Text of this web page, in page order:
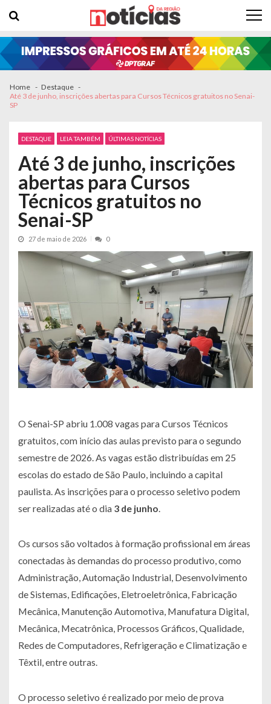
Home
Destaque
Até 3 de junho, inscrições abertas para Cursos Técnicos gratuitos no Senai-
SP
DESTAQUE LEIA TAMBÉM ÚLTIMAS NOTÍCIAS
Até 3 de junho, inscrições
abertas para Cursos
Técnicos gratuitos no
Senai-SP
27 de maio de 2026 0
O Senai-SP abriu 1.008 vagas para Cursos Técnicos
gratuitos, com início das aulas previsto para o segundo
semestre de 2026. As vagas estão distribuídas em 25
escolas do estado de São Paulo, incluindo a capital
paulista. As inscrições para o processo seletivo podem
ser realizadas até o dia 3 de junho.
Os cursos são voltados à formação profissional em áreas
conectadas às demandas do processo produtivo, como
Administração, Automação Industrial, Desenvolvimento
de Sistemas, Edificações, Eletroeletrônica, Fabricação
Mecânica, Manutenção Automotiva, Manufatura Digital,
Mecânica, Mecatrônica, Processos Gráficos, Qualidade,
Redes de Computadores, Refrigeração e Climatização e
Têxtil, entre outras.
O processo seletivo é realizado por meio de prova